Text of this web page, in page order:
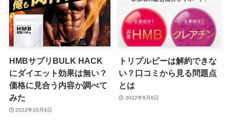
HMBサプリBULK HACK
にダイエット効果は無い？
価格に見合う内容か調べて
みた
2022年10月4日
トリプルビーは解約できな
い？口コミから見る問題点
とは
2022年9月6日